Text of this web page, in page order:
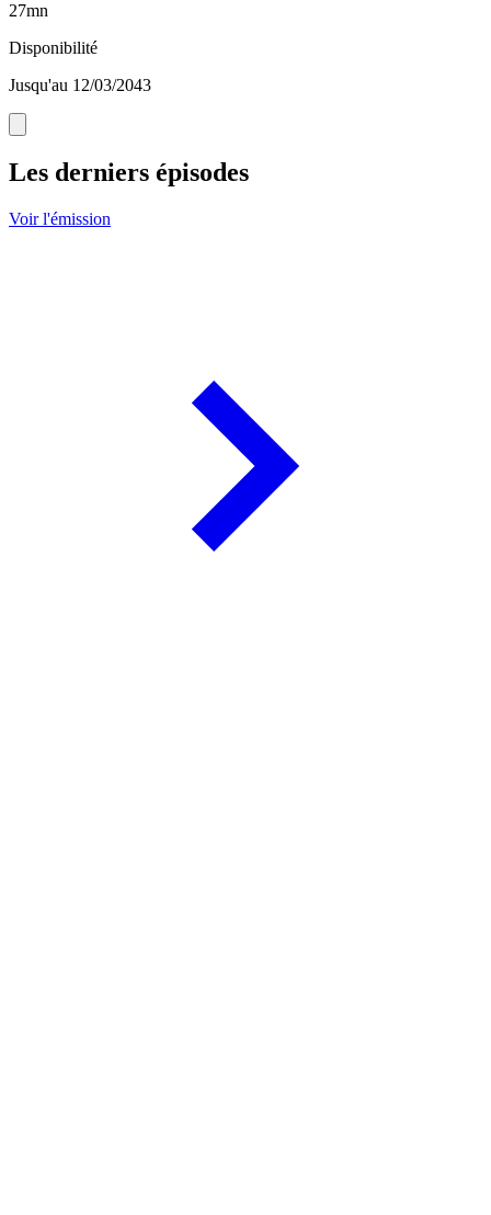
27mn
Disponibilité
Jusqu'au 12/03/2043
Les derniers épisodes
Voir l'émission